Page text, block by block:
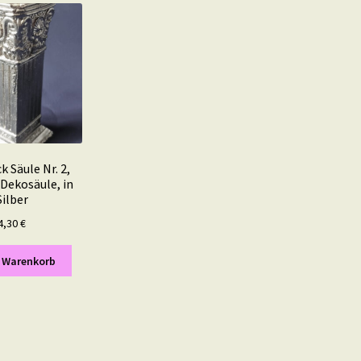
Säule Nr. 2,
in
€